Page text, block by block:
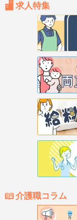
求人特集
介護職コラム